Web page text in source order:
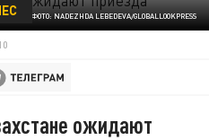
ФОТО: NADEZHDA LEBEDEVA/GLOBALLOOKPRESS
ожидают